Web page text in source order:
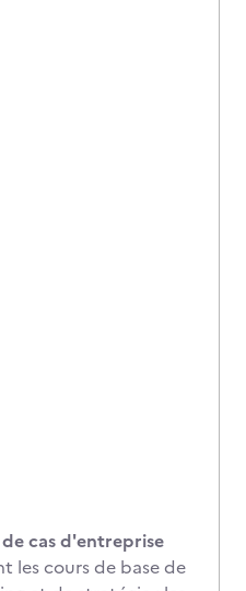
cas d'entreprise
les cours de base de